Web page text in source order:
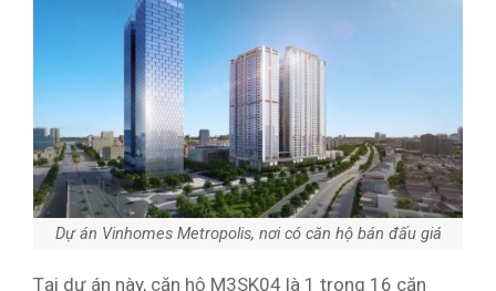
Dự án Vinhomes Metropolis, nơi có căn hộ bán đấu giá
Tại dự án này, căn hộ M3SK04 là 1 trong 16 căn